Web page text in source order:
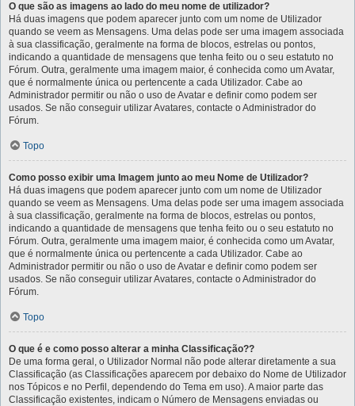
O que são as imagens ao lado do meu nome de utilizador?
Há duas imagens que podem aparecer junto com um nome de Utilizador
quando se veem as Mensagens. Uma delas pode ser uma imagem associada
à sua classificação, geralmente na forma de blocos, estrelas ou pontos,
indicando a quantidade de mensagens que tenha feito ou o seu estatuto no
Fórum. Outra, geralmente uma imagem maior, é conhecida como um Avatar,
que é normalmente única ou pertencente a cada Utilizador. Cabe ao
Administrador permitir ou não o uso de Avatar e definir como podem ser
usados. Se não conseguir utilizar Avatares, contacte o Administrador do
Fórum.
Topo
Como posso exibir uma Imagem junto ao meu Nome de Utilizador?
Há duas imagens que podem aparecer junto com um nome de Utilizador
quando se veem as Mensagens. Uma delas pode ser uma imagem associada
à sua classificação, geralmente na forma de blocos, estrelas ou pontos,
indicando a quantidade de mensagens que tenha feito ou o seu estatuto no
Fórum. Outra, geralmente uma imagem maior, é conhecida como um Avatar,
que é normalmente única ou pertencente a cada Utilizador. Cabe ao
Administrador permitir ou não o uso de Avatar e definir como podem ser
usados. Se não conseguir utilizar Avatares, contacte o Administrador do
Fórum.
Topo
O que é e como posso alterar a minha Classificação??
De uma forma geral, o Utilizador Normal não pode alterar diretamente a sua
Classificação (as Classificações aparecem por debaixo do Nome de Utilizador
nos Tópicos e no Perfil, dependendo do Tema em uso). A maior parte das
Classificação existentes, indicam o Número de Mensagens enviadas ou